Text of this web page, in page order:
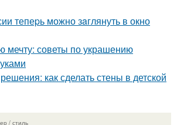
тепеpь можно зaглянуть в окно
мечту: советы по украшению
как сделать стены в детской
/ стиль